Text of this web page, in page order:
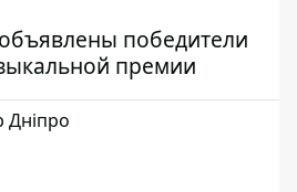
победители
премии
Дніпро